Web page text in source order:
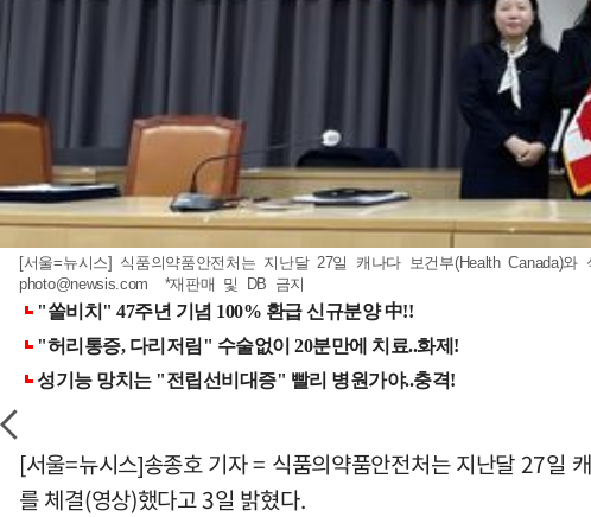
[서울=뉴시스] 식품의약품안전처는 지난달 27일 캐나다 보건부(Health Canada)
photo@newsis.com *재판매 및 DB 금지
[서울=뉴시스]송종호 기자 = 식품의약품안전처는 지난달 27
를 체결(영상)했다고 3일 밝혔다.